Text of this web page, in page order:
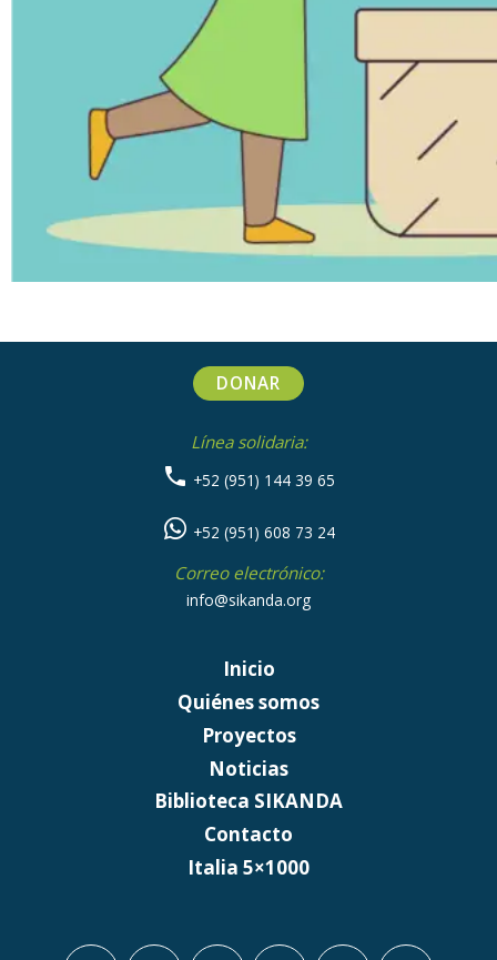
DONAR
Línea solidaria:
+52 (951) 144 39 65
+52 (951) 608 73 24
Correo electrónico:
info@sikanda.org
Inicio
Quiénes somos
Proyectos
Noticias
Biblioteca SIKANDA
Contacto
Italia 5×1000